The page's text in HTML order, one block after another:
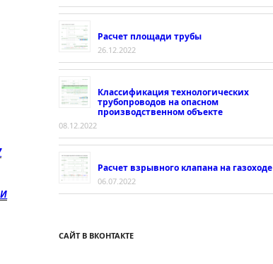
Расчет площади трубы
26.12.2022
Классификация технологических
трубопроводов на опасном
производственном объекте
08.12.2022
Расчет взрывного клапана на газоходе
06.07.2022
САЙТ В ВКОНТАКТЕ